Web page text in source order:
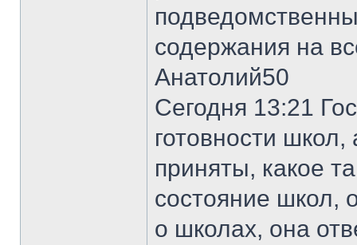
содержания на
Анатолий50
Сегодня 13:21
готовности
приняты, какое
состояние школ,
о школах, она